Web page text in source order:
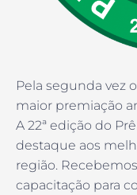
Pela segunda vez
maior premiação
A 22ª edição do
destaque aos
região.
capacitação para